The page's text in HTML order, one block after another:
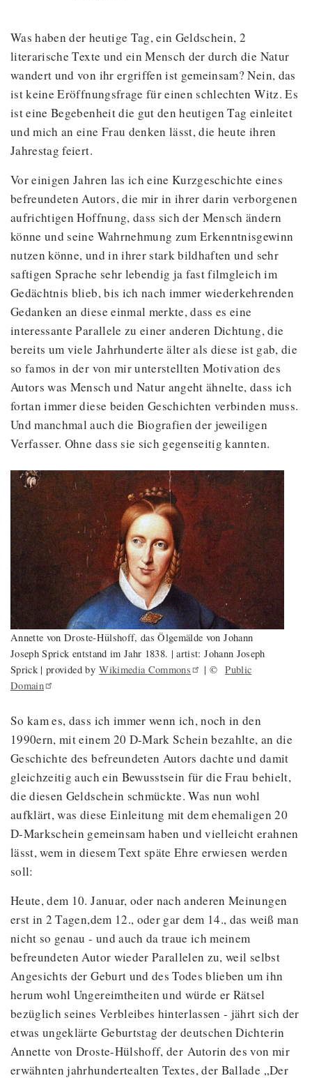
Was haben der heutige Tag, ein Geldschein, 2
literarische Texte und ein Mensch der durch die Natur
wandert und von ihr ergriffen ist gemeinsam? Nein, das
ist keine Eröffnungsfrage für einen schlechten Witz. Es
ist eine Begebenheit die gut den heutigen Tag einleitet
und mich an eine Frau denken lässt, die heute ihren
Jahrestag feiert.
Vor einigen Jahren las ich eine Kurzgeschichte eines
befreundeten Autors, die mir in ihrer darin verborgenen
aufrichtigen Hoffnung, dass sich der Mensch ändern
könne und seine Wahrnehmung zum Erkenntnisgewinn
nutzen könne, und in ihrer stark bildhaften und sehr
saftigen Sprache sehr lebendig ja fast filmgleich im
Gedächtnis blieb, bis ich nach immer wiederkehrenden
Gedanken an diese einmal merkte, dass es eine
interessante Parallele zu einer anderen Dichtung, die
bereits um viele Jahrhunderte älter als diese ist gab, die
so famos in der von mir unterstellten Motivation des
Autors was Mensch und Natur angeht ähnelte, dass ich
fortan immer diese beiden Geschichten verbinden muss.
Und manchmal auch die Biografien der jeweiligen
Verfasser. Ohne dass sie sich gegenseitig kannten.
Annette von Droste-Hülshoff, das Ölgemälde von Johann
Joseph Sprick entstand im Jahr 1838. | artist: Johann Joseph
Sprick | provided byWikimedia Commons | ©Public
Domain
So kam es, dass ich immer wenn ich, noch in den
1990ern, mit einem 20 D-Mark Schein bezahlte, an die
Geschichte des befreundeten Autors dachte und damit
gleichzeitig auch ein Bewusstsein für die Frau behielt,
die diesen Geldschein schmückte. Was nun wohl
aufklärt, was diese Einleitung mit dem ehemaligen 20
D-Markschein gemeinsam haben und vielleicht erahnen
lässt, wem in diesem Text späte Ehre erwiesen werden
soll:
Heute, dem 10. Januar, oder nach anderen Meinungen
erst in 2 Tagen,dem 12., oder gar dem 14., das weiß man
nicht so genau - und auch da traue ich meinem
befreundeten Autor wieder Parallelen zu, weil selbst
Angesichts der Geburt und des Todes blieben um ihn
herum wohl Ungereimtheiten und würde er Rätsel
bezüglich seines Verbleibes hinterlassen - jährt sich der
etwas ungeklärte Geburtstag der deutschen Dichterin
Annette von Droste-Hülshoff, der Autorin des von mir
erwähnten jahrhundertealten Textes, der Ballade „Der